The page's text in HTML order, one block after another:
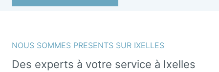
NOUS SOMMES PRESENTS SUR IXELLES
Des experts à votre service à Ixelles